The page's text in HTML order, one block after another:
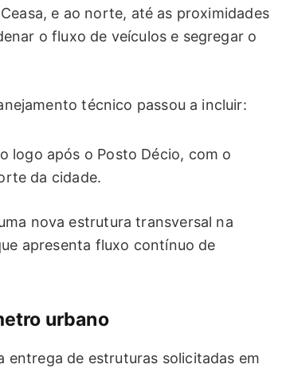
e ao norte, até as proximidades
o fluxo de veículos e segregar o
técnico passou a incluir:
logo após o Posto Décio, com o
da cidade.
nova estrutura transversal na
apresenta fluxo contínuo de
urbano
de estruturas solicitadas em